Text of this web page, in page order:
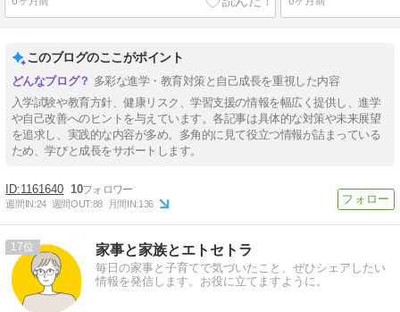
このブログのここがポイント
多彩な進学・教育対策と自己成長を重視した内容
入学試験や教育方針、健康リスク、学習支援の情報を幅広く提供し、進学
や自己改善へのヒントを与えています。各記事は具体的な対策や未来展望
を追求し、実践的な内容が多め。多角的に見て役立つ情報が詰まっている
ため、学びと成長をサポートします。
1161640 10
週間IN:24 週間OUT:88 月間IN:136
17 家事と家族とエトセトラ
毎日の家事と子育てで気づいたこと、ぜひシェアしたい
情報を発信します。お役に立てますように。